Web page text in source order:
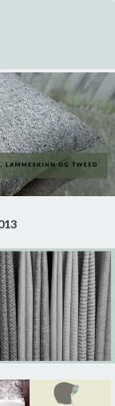
Nullstill
Trykk ENTER for å søke